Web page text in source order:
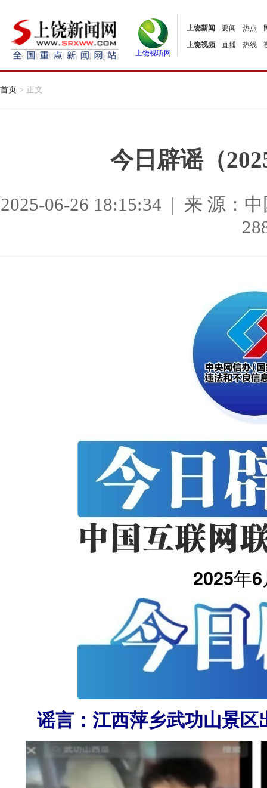
上饶视听网
上饶新闻 要闻 热点
上饶视频
直播 热线
首页 > 正文
今日辟谣（
2025-06-26 18:15:34 | 来 源：
2025年
谣言：江西萍乡武功山景区